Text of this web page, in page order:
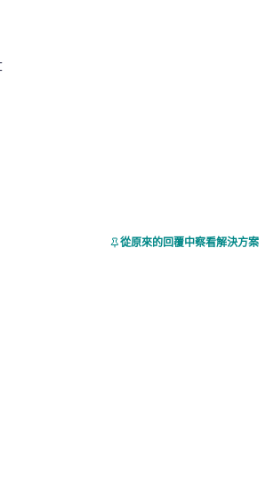
從原來的回覆中察看解決方案